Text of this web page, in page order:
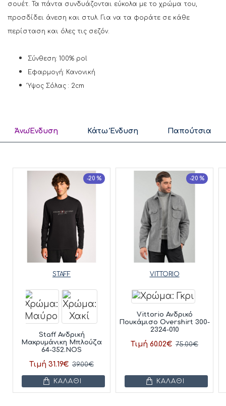
σουέτ. Τα πάντα συνδυάζονται εύκολα με το χρώμα του,
προσδίδει άνεση και στυλ. Για να τα φοράτε σε κάθε
περίσταση και όλες τις σεζόν.
Σύνθεση: 100% pol
Εφαρμογή: Κανονική
Ύψος Σόλας : 2cm
ΆνωΈνδυση Κάτω Ένδυση Παπούτσια
-20 %
STAFF
Staff Ανδρική
Μακρυμάνικη Μπλούζα
64-352.NOS
Τιμή 31.19€ 39.00€
ΚΑΛΆΘΙ
-20 %
VITTORIO
Vittorio Ανδρικό
Πουκάμισο Overshirt 300-
2324-010
Τιμή 60.02€ 75.00€
ΚΑΛΆΘΙ